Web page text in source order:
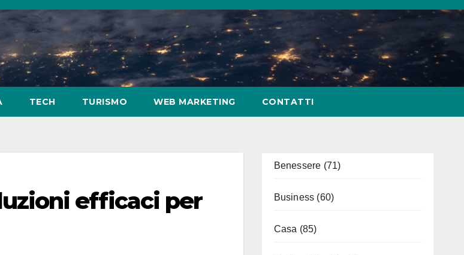
TECH TURISMO WEB MARKETING CONTATTI
efficaci per
Benessere (71)
Business (60)
Casa (85)